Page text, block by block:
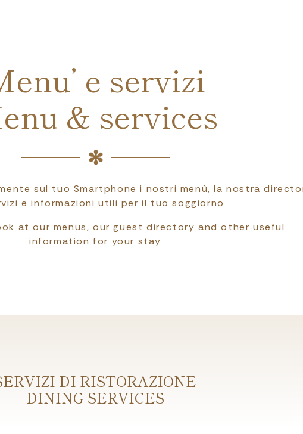
e servizi
& services
sul tuo Smartphone i nostri menù, la nostra
e informazioni utili per il tuo soggiorno
at our menus, our guest directory and other useful
information for your stay
DI RISTORAZIONE
DINING SERVICES